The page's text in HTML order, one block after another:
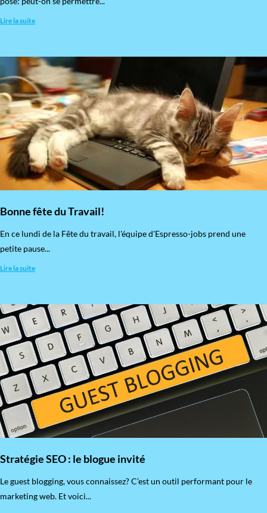
Lire la suite
Bonne fête du Travail!
En ce lundi de la Fête du travail, l'équipe d'Espresso-jobs prend une
petite pause...
Lire la suite
Stratégie SEO : le blogue invité
​Le guest blogging, vous connaissez? C’est un outil performant pour le
marketing web. Et voici...